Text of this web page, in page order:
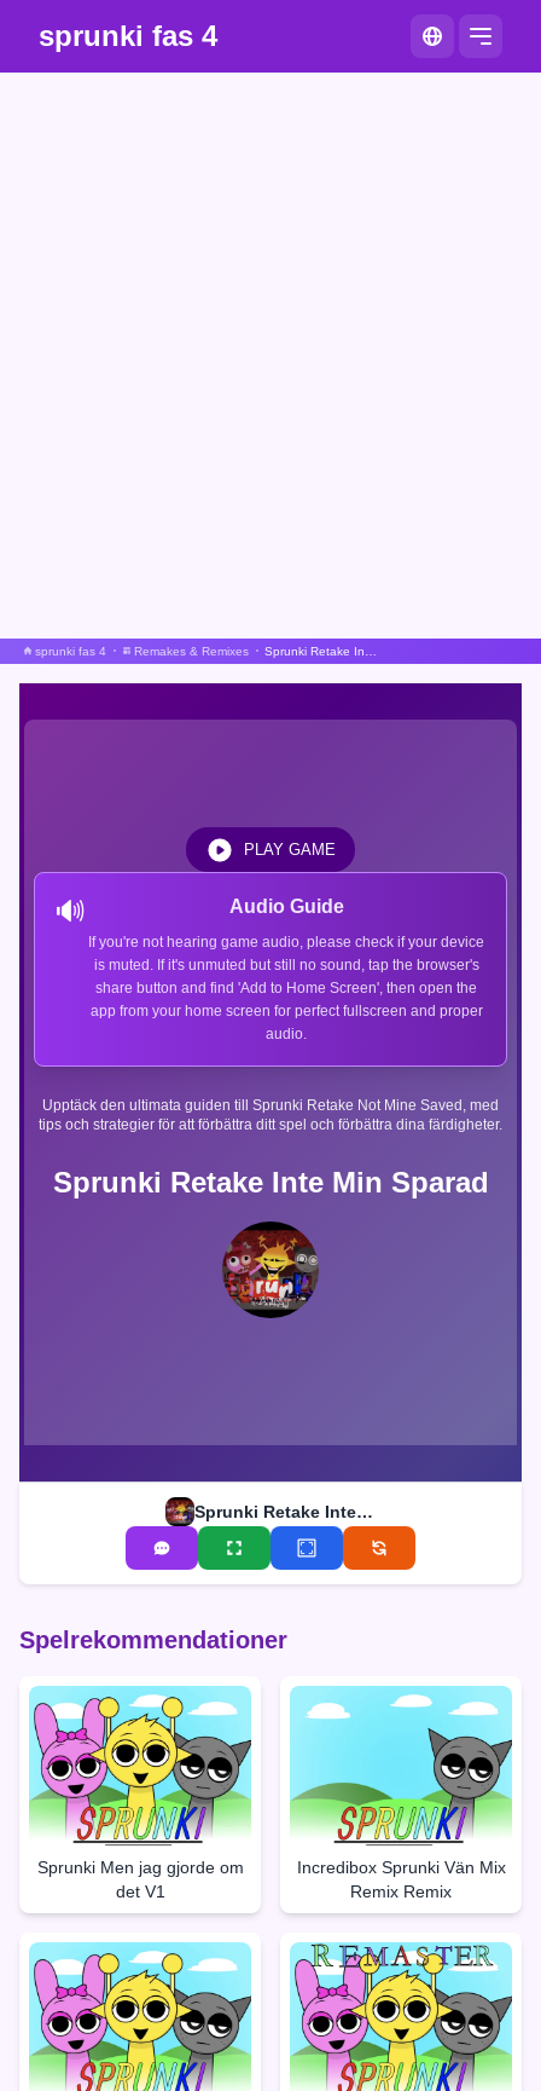
sprunki fas 4
sprunki fas 4 Remakes & Remixes
Sprunki Retake Inte Min Sparad
Upptäck den ultimata guiden till Sprunki Retake Not Mine Saved, med
tips och strategier för att förbättra ditt spel och förbättra dina färdigheter.
🔊 Audio Guide
If you're not hearing game audio, please check if your device
is muted. If it's unmuted but still no sound, tap the browser's
share button and find 'Add to Home Screen', then open the
app from your home screen for perfect fullscreen and proper
audio.
PLAY GAME
Sprunki Retake Inte Min Sparad
Spelrekommendationer
Sprunki Men jag gjorde om
det V1
Incredibox Sprunki Vän Mix
Remix Remix